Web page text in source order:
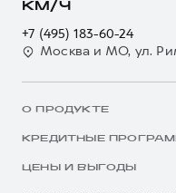
КМ/Ч
+7 (495) 183-60-24
Москва и МО, ул.
О ПРОДУКТЕ
КРЕДИТНЫЕ
ЦЕНЫ И ВЫГОДЫ